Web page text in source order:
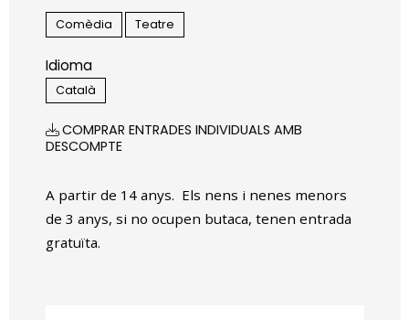
Comèdia Teatre
Idioma
Català
COMPRAR ENTRADES INDIVIDUALS AMB
DESCOMPTE
A partir de 14 anys. Els nens i nenes menors
de 3 anys, si no ocupen butaca, tenen entrada
gratuïta.